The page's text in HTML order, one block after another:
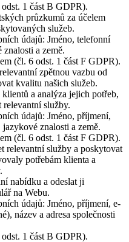
1 část B GDPR).
průzkumů za účelem
služeb.
údajů: Jméno, telefonní
a země.
(čl. 6 odst. 1 část F GDPR).
zpětnou vazbu od
kvalitu našich služeb.
a analýza jejich potřeb,
služby.
údajů: Jméno, příjmení,
znalosti a země.
(čl. 6 odst. 1 část F GDPR).
relevantní služby a poskytovat
potřebám klienta a
nabídku a odeslat ji
na Webu.
údajů: Jméno, příjmení, e-
název a adresa společnosti
1 část B GDPR).